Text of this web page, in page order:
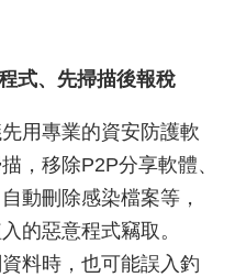
式、先掃描後報稅
用專業的資安防護軟
，移除P2P分享軟體、
動刪除感染檔案等，
的惡意程式竊取。
料時，也可能誤入釣